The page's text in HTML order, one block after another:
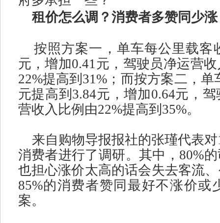
租价怎么调？消费者多赞同少
按照方案一，单车每公里载客
元，增加0.41元，驾驶员净运营
22%提高到 31% ；而按方案二，
元提高到 3.84元，增加0.64元，驾
营收入比例由22%提高到 35%。
来自购物导报报社的张瑾代表对
消费者进行了调研。其中， 80%
也担心涨价太高的话会失去客流
85%的消费者赞同最好不涨价或
案。